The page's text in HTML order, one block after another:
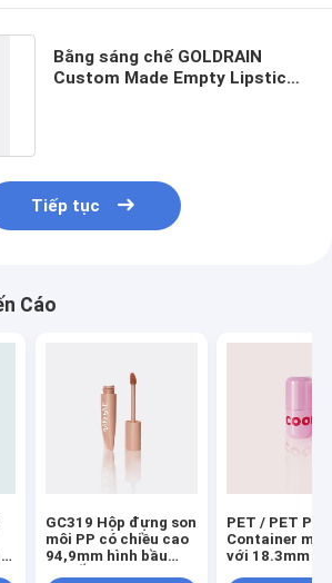
Bằng sáng chế GOLDRAIN
Custom Made Empty Lipstick
Tiếp tục
Cáo
GC319 Hộp đựng son
môi PP có chiều cao
94,9mm hình bầu
PET / PET PCR
Container môi
với 18.3mm